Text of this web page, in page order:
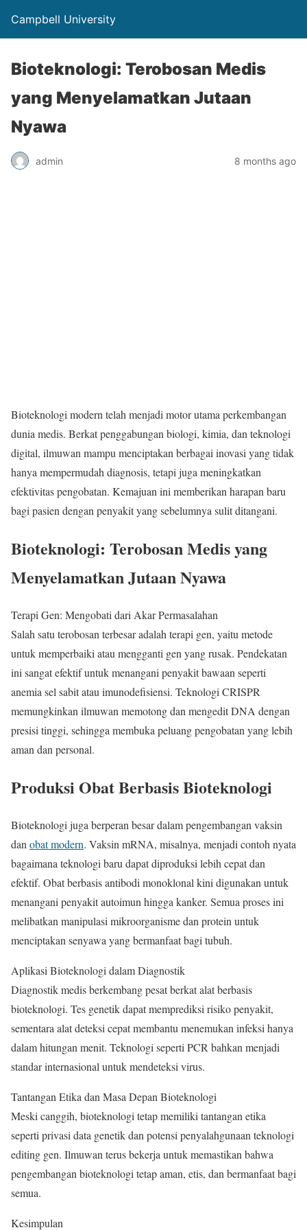
Campbell University
Bioteknologi: Terobosan Medis
yang Menyelamatkan Jutaan
Nyawa
admin 8 months ago
Bioteknologi modern telah menjadi motor utama perkembangan
dunia medis. Berkat penggabungan biologi, kimia, dan teknologi
digital, ilmuwan mampu menciptakan berbagai inovasi yang tidak
hanya mempermudah diagnosis, tetapi juga meningkatkan
efektivitas pengobatan. Kemajuan ini memberikan harapan baru
bagi pasien dengan penyakit yang sebelumnya sulit ditangani.
Bioteknologi: Terobosan Medis yang
Menyelamatkan Jutaan Nyawa
Terapi Gen: Mengobati dari Akar Permasalahan
Salah satu terobosan terbesar adalah terapi gen, yaitu metode
untuk memperbaiki atau mengganti gen yang rusak. Pendekatan
ini sangat efektif untuk menangani penyakit bawaan seperti
anemia sel sabit atau imunodefisiensi. Teknologi CRISPR
memungkinkan ilmuwan memotong dan mengedit DNA dengan
presisi tinggi, sehingga membuka peluang pengobatan yang lebih
aman dan personal.
Produksi Obat Berbasis Bioteknologi
Bioteknologi juga berperan besar dalam pengembangan vaksin
dan obat modern. Vaksin mRNA, misalnya, menjadi contoh nyata
bagaimana teknologi baru dapat diproduksi lebih cepat dan
efektif. Obat berbasis antibodi monoklonal kini digunakan untuk
menangani penyakit autoimun hingga kanker. Semua proses ini
melibatkan manipulasi mikroorganisme dan protein untuk
menciptakan senyawa yang bermanfaat bagi tubuh.
Aplikasi Bioteknologi dalam Diagnostik
Diagnostik medis berkembang pesat berkat alat berbasis
bioteknologi. Tes genetik dapat memprediksi risiko penyakit,
sementara alat deteksi cepat membantu menemukan infeksi hanya
dalam hitungan menit. Teknologi seperti PCR bahkan menjadi
standar internasional untuk mendeteksi virus.
Tantangan Etika dan Masa Depan Bioteknologi
Meski canggih, bioteknologi tetap memiliki tantangan etika
seperti privasi data genetik dan potensi penyalahgunaan teknologi
editing gen. Ilmuwan terus bekerja untuk memastikan bahwa
pengembangan bioteknologi tetap aman, etis, dan bermanfaat bagi
semua.
Kesimpulan